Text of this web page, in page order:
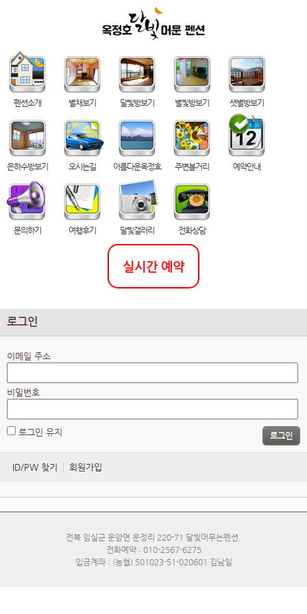
펜션소개 별채보기 달빛방보기 별빛방보기 샛별방보기
은하수방보기 오시는길 아름다운옥정호 주변볼거리 예약안내
문의하기 여행후기 달빛갤러리 전화상담
실시간 예약
로그인
이메일 주소
비밀번호
로그인 유지 로그인
ID/PW 찾기 회원가입
전북 임실군 운암면 운정리 220-71 달빛머무는펜션.
전화예약 : 010-2567-6275
입금계좌 : (농협) 501023-51-020601 김남일